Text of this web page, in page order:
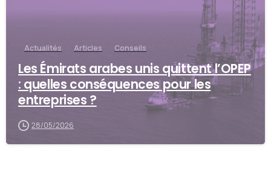
Actualités Articles Conseils
Les Émirats arabes unis quittent l’OPEP
: quelles conséquences pour les
entreprises ?
28/05/2026